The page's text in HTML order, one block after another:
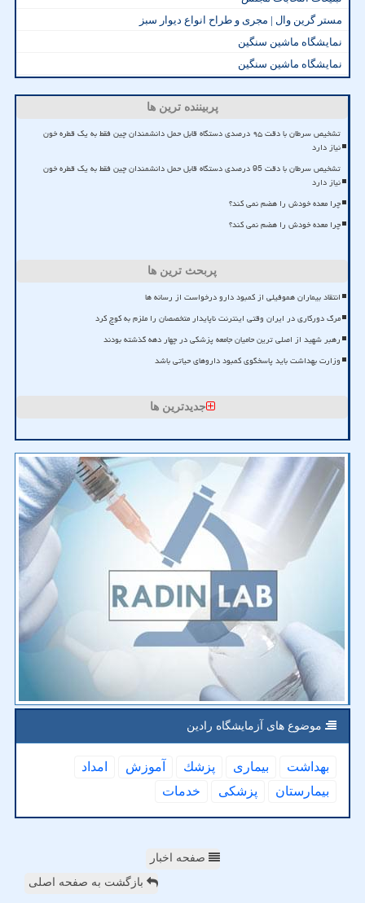
مستر گرین وال | مجری و طراح انواع دیوار سبز
نمایشگاه ماشین سنگین
نمایشگاه ماشین سنگین
پربیننده ترین ها
تشخیص سرطان با دقت ۹۵ درصدی دستگاه قابل حمل دانشمندان چین فقط به یک قطره خون
نیاز دارد
تشخیص سرطان با دقت 95 درصدی دستگاه قابل حمل دانشمندان چین فقط به یک قطره خون
نیاز دارد
چرا معده خودش را هضم نمی کند؟
چرا معده خودش را هضم نمی کند؟
پربحث ترین ها
انتقاد بیماران هموفیلی از کمبود دارو درخواست از رسانه ها
مرگ دورکاری در ایران وقتی اینترنت ناپایدار متخصصان را ملزم به کوچ کرد
رهبر شهید از اصلی ترین حامیان جامعه پزشکی در چهار دهه گذشته بودند
وزارت بهداشت باید پاسخگوی کمبود داروهای حیاتی باشد
جدیدترین ها
موضوع های آزمایشگاه رادین
بهداشت بیماری پزشك آموزش
امداد
بیمارستان
پزشكی خدمات
صفحه اخبار
بازگشت به صفحه اصلی